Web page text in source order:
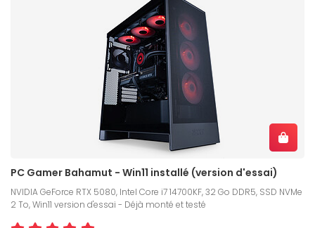
PC Gamer Bahamut - Win11 installé (version d'essai)
NVIDIA GeForce RTX 5080, Intel Core i7 14700KF, 32 Go DDR5, SSD NVMe
2 To, Win11 version d'essai - Déjà monté et testé